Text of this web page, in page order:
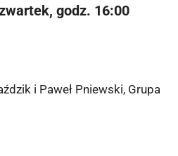
16:00
i Paweł Pniewski, Grupa